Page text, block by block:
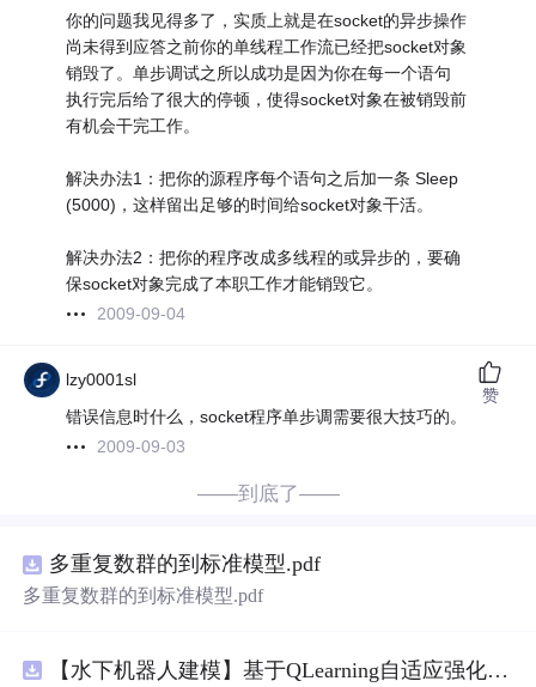
你的问题我见得多了，实质上就是在socket的异步操作
尚未得到应答之前你的单线程工作流已经把socket对象
销毁了。单步调试之所以成功是因为你在每一个语句
执行完后给了很大的停顿，使得socket对象在被销毁前
有机会干完工作。
解决办法1：把你的源程序每个语句之后加一条 Sleep
(5000)，这样留出足够的时间给socket对象干活。
解决办法2：把你的程序改成多线程的或异步的，要确
保socket对象完成了本职工作才能销毁它。
2009-09-04
lzy0001sl
错误信息时什么，socket程序单步调需要很大技巧的。
2009-09-03
赞
——到底了——
多重复数群的到标准模型.pdf
多重复数群的到标准模型.pdf
【水下机器人建模】基于QLearning自适应强化学习PID控制器在AUV中的应用研究（Matlab代码实现）